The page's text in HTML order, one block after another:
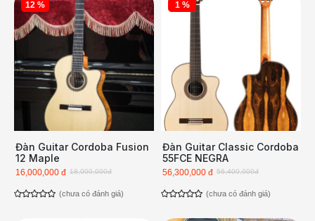
12 %
Đàn Guitar Cordoba Fusion
12 Maple
18,000,000đ
16,000,000 đ
(chưa có đánh giá)
1 %
Đàn Guitar Classic Cordoba
55FCE NEGRA
56,400,000đ
56,300,000 đ
(chưa có đánh giá)